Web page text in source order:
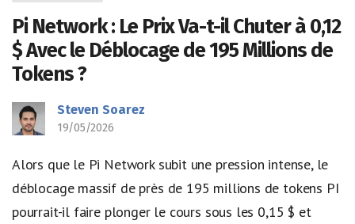
Pi Network : Le Prix Va-t-il Chuter à 0,12
$ Avec le Déblocage de 195 Millions de
Tokens ?
Steven Soarez
19/05/2026
Alors que le Pi Network subit une pression intense, le
déblocage massif de près de 195 millions de tokens PI
pourrait-il faire plonger le cours sous les 0,15 $ et